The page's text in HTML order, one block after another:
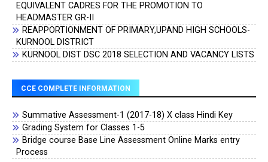
EQUIVALENT CADRES FOR THE PROMOTION TO
HEADMASTER GR-II
REAPPORTIONMENT OF PRIMARY,UPAND HIGH SCHOOLS-
KURNOOL DISTRICT
KURNOOL DIST DSC 2018 SELECTION AND VACANCY LISTS
CCE COMPLETE INFORMATION
Summative Assessment-1 (2017-18) X class Hindi Key
Grading System for Classes 1-5
Bridge course Base Line Assessment Online Marks entry
Process